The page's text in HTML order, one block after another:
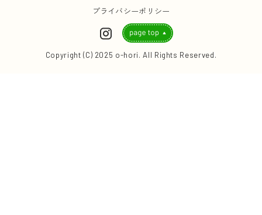
プライバシーポリシー
Copyright (C) 2025 o-hori. All Rights Reserved.